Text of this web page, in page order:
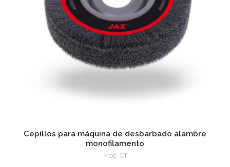
Cepillos para máquina de desbarbado alambre
monofilamento
Mod. CT